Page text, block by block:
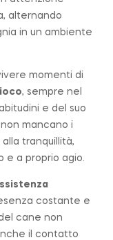
alternando
in un ambiente
momenti di
, sempre nel
e del suo
mancano i
tranquillità,
a proprio agio.
costante e
cane non
il contatto